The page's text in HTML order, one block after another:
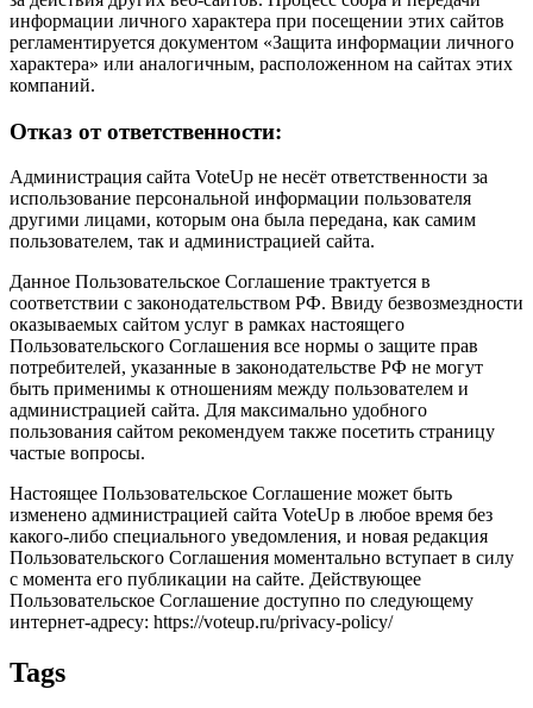
информации личного характера при посещении этих сайтов
регламентируется документом «Защита информации личного
характера» или аналогичным, расположенном на сайтах этих
компаний.
Отказ от ответственности:
Администрация сайта VoteUp не несёт ответственности за
использование персональной информации пользователя
другими лицами, которым она была передана, как самим
пользователем, так и администрацией сайта.
Данное Пользовательское Соглашение трактуется в
соответствии с законодательством РФ. Ввиду безвозмездности
оказываемых сайтом услуг в рамках настоящего
Пользовательского Соглашения все нормы о защите прав
потребителей, указанные в законодательстве РФ не могут
быть применимы к отношениям между пользователем и
администрацией сайта. Для максимально удобного
пользования сайтом рекомендуем также посетить страницу
частые вопросы.
Настоящее Пользовательское Соглашение может быть
изменено администрацией сайта VoteUp в любое время без
какого-либо специального уведомления, и новая редакция
Пользовательского Соглашения моментально вступает в силу
с момента его публикации на сайте. Действующее
Пользовательское Соглашение доступно по следующему
интернет-адресу: https://voteup.ru/privacy-policy/
Tags